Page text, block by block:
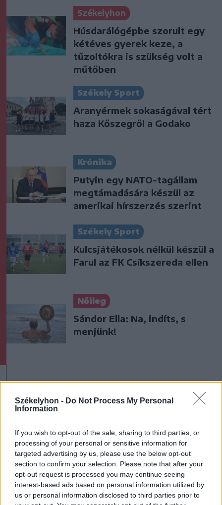
Székelyhon - Do Not Process My Personal
Information
If you wish to opt-out of the sale, sharing to third parties, or
processing of your personal or sensitive information for
targeted advertising by us, please use the below opt-out
section to confirm your selection. Please note that after your
opt-out request is processed you may continue seeing
interest-based ads based on personal information utilized by
us or personal information disclosed to third parties prior to
Székelyhon
Húsdarálógépbe szorult egy
kétéves gyerek keze, a
tűzoltókra is szükség volt a
műtőben
Székely Sport
Aranyérmek sokaságával tért
haza Kőszegről a Godako
Krónika
Putyin egy NATO-tagállam
megtámadására készül az
amerikai hírszerzés szerint
Székely Sport
Kulcsjátékosok nélkül készül a
Farul az FK Csíkszereda ellen
Nőileg
Sándor Ella: Na, indíts, s
menjünk!
A rovat további cikkei